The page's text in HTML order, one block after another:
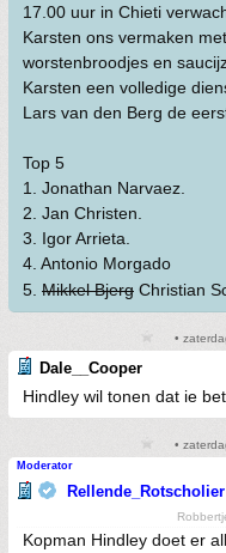
17.00 uur in Chieti
Karsten ons vermaken
worstenbroodjes en
Karsten een volledige
Lars van den Berg de
Top 5
1. Jonathan Narvaez.
2. Jan Christen.
3. Igor Arrieta.
4. Antonio Morgado
5. Mikkel Bjerg Christian
•
Dale__Cooper
Hindley wil tonen dat ie
•
Moderator
Rellende_Rotscholier
Kopman Hindley doet er